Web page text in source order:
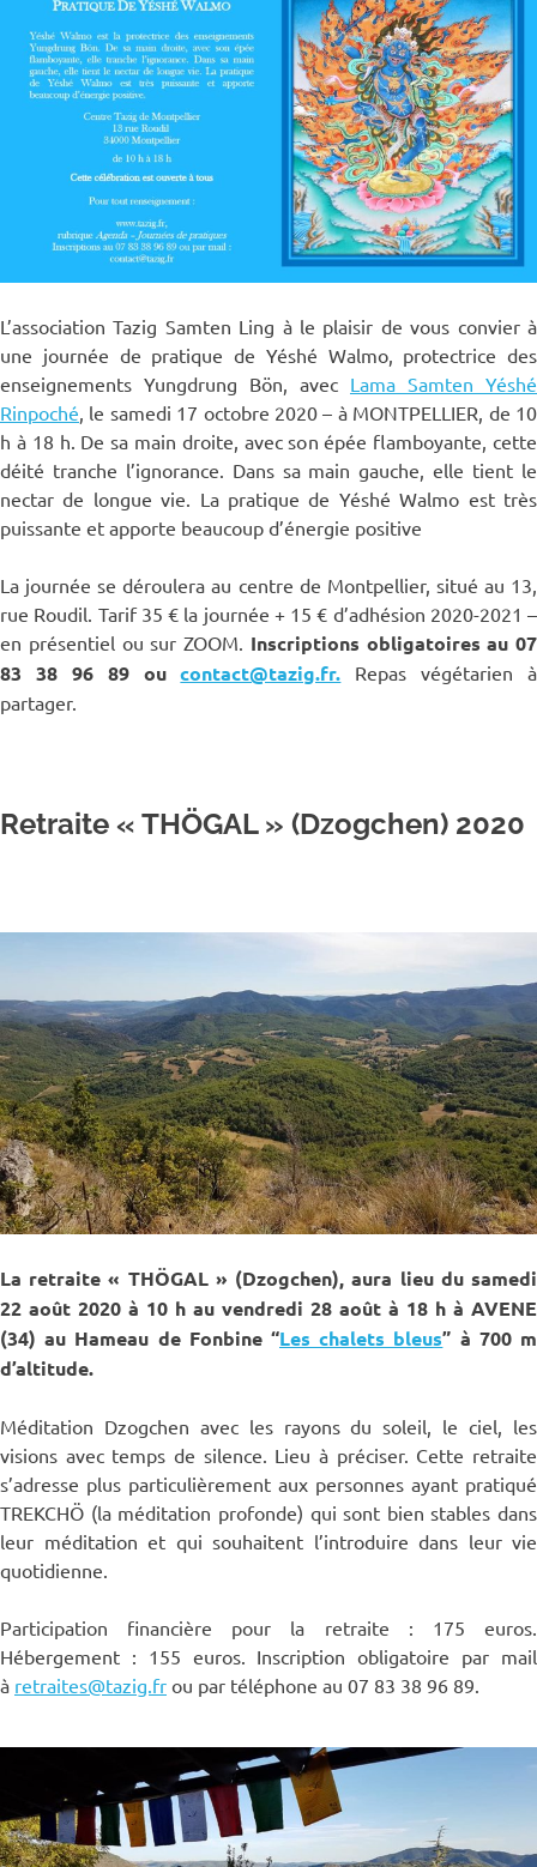
L’association Tazig Samten Ling à le plaisir de vous convier à
une journée de pratique de Yéshé Walmo, protectrice des
enseignements Yungdrung Bön, avec Lama Samten Yéshé
Rinpoché, le samedi 17 octobre 2020 – à MONTPELLIER, de 10
h à 18 h. De sa main droite, avec son épée flamboyante, cette
déité tranche l’ignorance. Dans sa main gauche, elle tient le
nectar de longue vie. La pratique de Yéshé Walmo est très
puissante et apporte beaucoup d’énergie positive
La journée se déroulera au centre de Montpellier, situé au 13,
rue Roudil. Tarif 35 € la journée + 15 € d’adhésion 2020-2021 –
en présentiel ou sur ZOOM. Inscriptions obligatoires au 07
83 38 96 89 oucontact@tazig.fr.
Repas végétarien à
partager.
Retraite « THÖGAL » (Dzogchen) 2020
La retraite « THÖGAL » (Dzogchen), aura lieu du samedi
22 août 2020 à 10 h au vendredi 28 août à 18 h à AVENE
(34) au Hameau de Fonbine “Les chalets bleus” à 700 m
d’altitude.
Méditation Dzogchen avec les rayons du soleil, le ciel, les
visions avec temps de silence. Lieu à préciser. Cette retraite
s’adresse plus particulièrement aux personnes ayant pratiqué
TREKCHÖ (la méditation profonde) qui sont bien stables dans
leur méditation et qui souhaitent l’introduire dans leur vie
quotidienne.
Participation financière pour la retraite : 175 euros.
Hébergement : 155 euros. Inscription obligatoire par mail
à retraites@tazig.fr ou par téléphone au 07 83 38 96 89.